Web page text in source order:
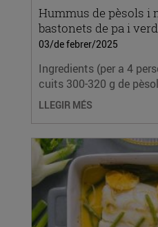
Hummus de pèsols i
bastonets de pa i
03/de febrer/2025
Ingredients (per a 4
cuits 300-320 g de
LLEGIR MÉS